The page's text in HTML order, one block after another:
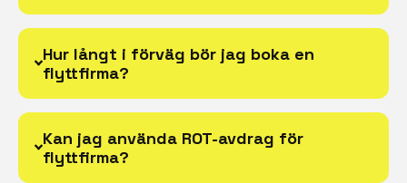
Hur långt i förväg bör jag boka en
flyttfirma?
Kan jag använda ROT-avdrag för
flyttfirma?